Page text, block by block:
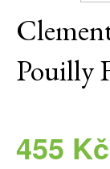
Pouilly
455 Kč